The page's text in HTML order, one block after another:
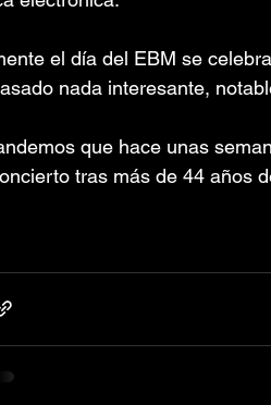
el día del EBM se
nada interesante,
que hace unas
tras más de 44 años